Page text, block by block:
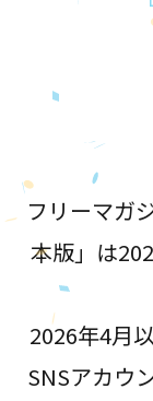
フリーマガ
本版」は
2026年4月
SNSアカウ